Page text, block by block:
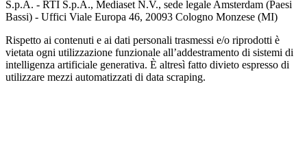
S.p.A. - RTI S.p.A., Mediaset N.V., sede legale Amsterdam (Paesi
Bassi) - Uffici Viale Europa 46, 20093 Cologno Monzese (MI)
Rispetto ai contenuti e ai dati personali trasmessi e/o riprodotti è
vietata ogni utilizzazione funzionale all’addestramento di sistemi di
intelligenza artificiale generativa. È altresì fatto divieto espresso di
utilizzare mezzi automatizzati di data scraping.